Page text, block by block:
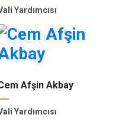
Yardımcısı
Afşin Akbay
Yardımcısı